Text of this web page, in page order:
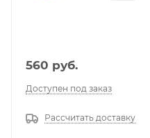
560 руб.
Доступен под заказ
Рассчитать доставку